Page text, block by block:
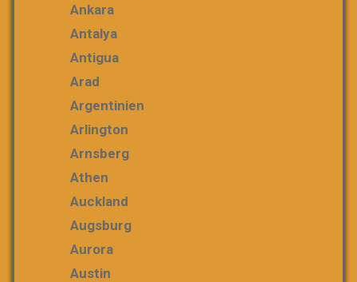
Ankara
Antalya
Antigua
Arad
Argentinien
Arlington
Arnsberg
Athen
Auckland
Augsburg
Aurora
Austin